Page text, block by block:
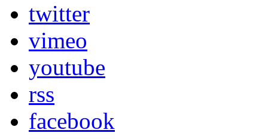
twitter
vimeo
youtube
rss
facebook